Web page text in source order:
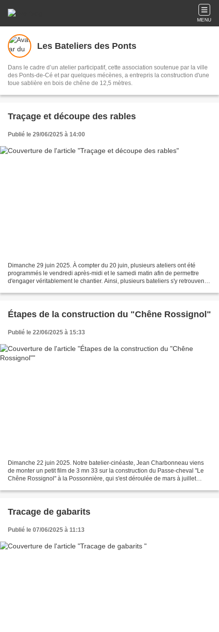
MENU
Les Bateliers des Ponts
Dans le cadre d’un atelier participatif, cette association soutenue par la ville
des Ponts-de-Cé et par quelques mécènes, a entrepris la construction d'une
toue sablière en bois de chêne de 12,5 mètres.
Traçage et découpe des rables
Publié le 29/06/2025 à 14:00
Dimanche 29 juin 2025. À compter du 20 juin, plusieurs ateliers ont été
programmés le vendredi après-midi et le samedi matin afin de permettre
d'engager véritablement le chantier. Ainsi, plusieurs bateliers s'y retrouvent
Étapes de la construction du "Chêne Rossignol"
Publié le 22/06/2025 à 15:33
Dimanche 22 juin 2025. Notre batelier-cinéaste, Jean Charbonneau viens
de monter un petit film de 3 mn 33 sur la construction du Passe-cheval "Le
Chêne Rossignol" à la Possonnière, qui s'est déroulée de mars à juillet
Tracage de gabarits
Publié le 07/06/2025 à 11:13